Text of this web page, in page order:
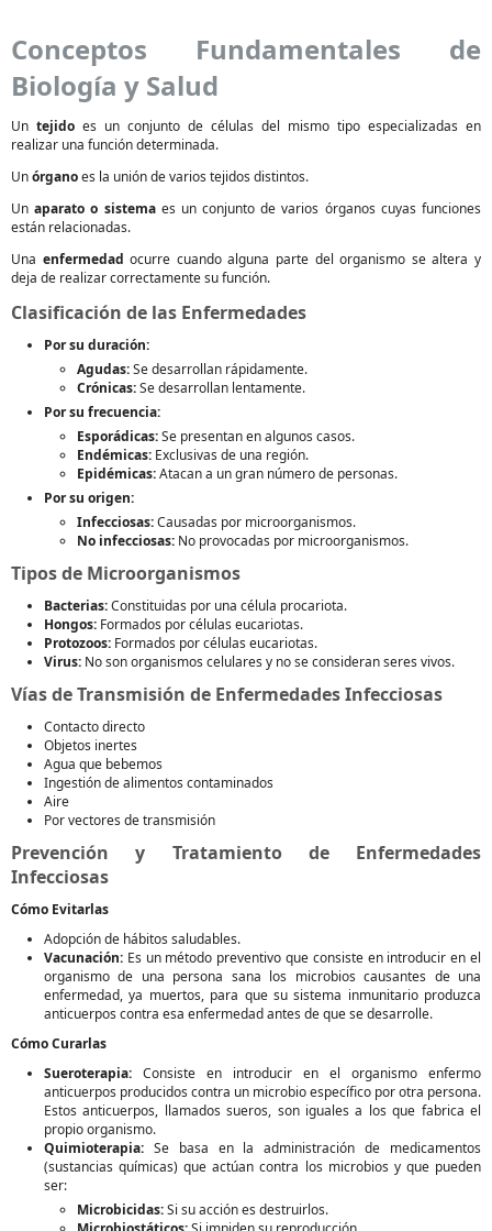
Conceptos Fundamentales de
Biología y Salud
Un tejido es un conjunto de células del mismo tipo especializadas en
realizar una función determinada.
Unórganoes la unión de varios tejidos distintos.
Unaparato o sistemaes un conjunto de varios órganos cuyas funciones
están relacionadas.
Una enfermedad ocurre cuando alguna parte del organismo se altera y
deja de realizar correctamente su función.
Clasificación de las Enfermedades
Por su duración:
Agudas:Se desarrollan rápidamente.
Crónicas:Se desarrollan lentamente.
Por su frecuencia:
Esporádicas:Se presentan en algunos casos.
Endémicas: Exclusivas de una región.
Epidémicas:Atacan a un gran número de personas.
Por su origen:
Infecciosas:Causadas por microorganismos.
No infecciosas: No provocadas por microorganismos.
Tipos de Microorganismos
Bacterias:Constituidas por una célula procariota.
Hongos: Formados por células eucariotas.
Protozoos: Formados por células eucariotas.
Virus: No son organismos celulares y no se consideran seres vivos.
Vías de Transmisión de Enfermedades Infecciosas
Contacto directo
Objetos inertes
Agua que bebemos
Ingestión de alimentos contaminados
Aire
Por vectores de transmisión
Prevención y Tratamiento de Enfermedades
Infecciosas
Cómo Evitarlas
Adopción de hábitos saludables.
Vacunación: Es un método preventivo que consiste en introducir en el
organismo de una persona sana los microbios causantes de una
enfermedad, ya muertos, para que su sistema inmunitario produzca
anticuerpos contra esa enfermedad antes de que se desarrolle.
Cómo Curarlas
Sueroterapia: Consiste en introducir en el organismo enfermo
anticuerpos producidos contra un microbio específico por otra persona.
Estos anticuerpos, llamados sueros, son iguales a los que fabrica el
propio organismo.
Quimioterapia: Se basa en la administración de medicamentos
(sustancias químicas) que actúan contra los microbios y que pueden
ser:
Microbicidas:Si su acción es destruirlos.